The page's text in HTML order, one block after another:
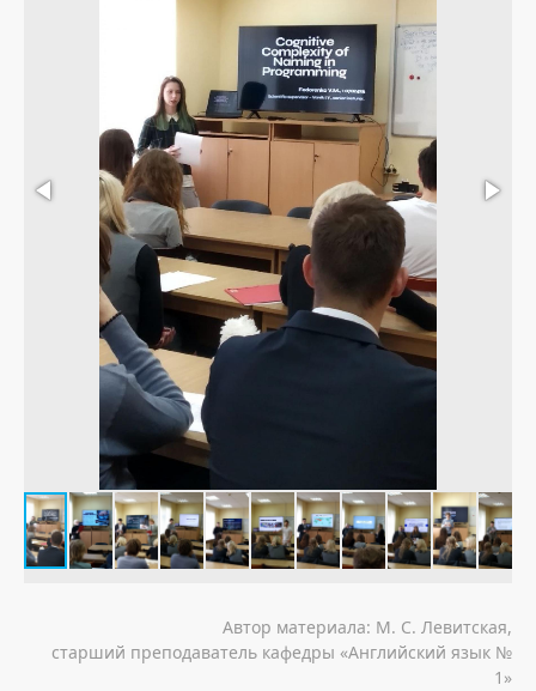
Автор материала: М. С. Левитская,
старший преподаватель кафедры «Английский язык №
1»